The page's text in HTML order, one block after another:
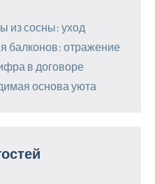
из сосны: уход
балконов: отражение
в договоре
основа уюта